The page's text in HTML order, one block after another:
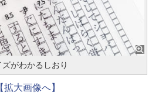
がわかるしおり
【拡大画像へ】